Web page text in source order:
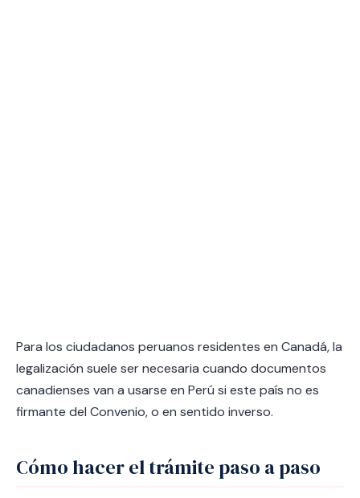
Para los ciudadanos peruanos residentes en Canadá, la
legalización suele ser necesaria cuando documentos
canadienses van a usarse en Perú si este país no es
firmante del Convenio, o en sentido inverso.
Cómo hacer el trámite paso a paso